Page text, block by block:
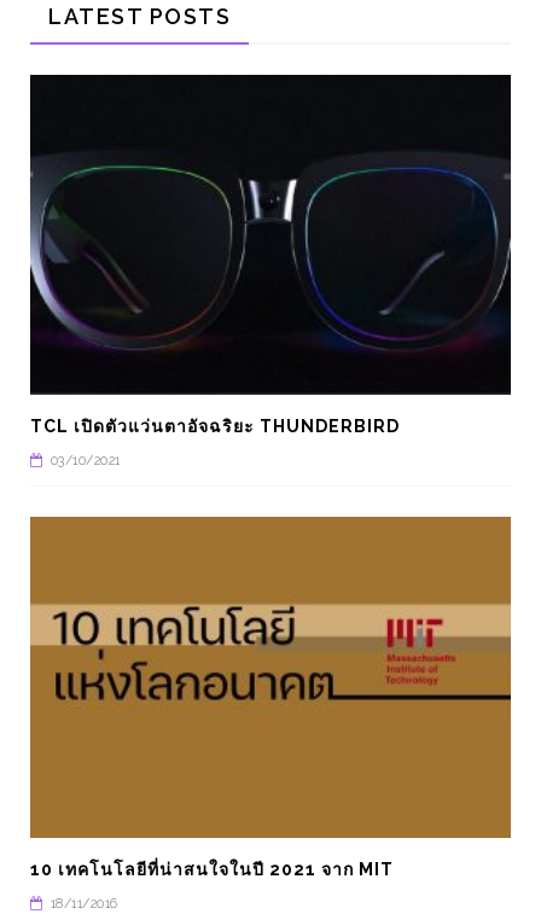
LATEST POSTS
TCL เปิดตัวแว่นตาอัจฉริยะ THUNDERBIRD
03/10/2021
10 เทคโนโลยีที่น่าสนใจในปี 2021 จาก MIT
18/11/2016